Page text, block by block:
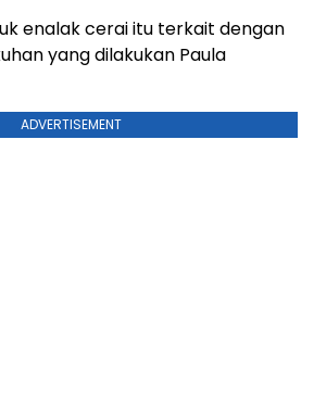
enalak cerai itu terkait dengan
yang dilakukan Paula
ADVERTISEMENT